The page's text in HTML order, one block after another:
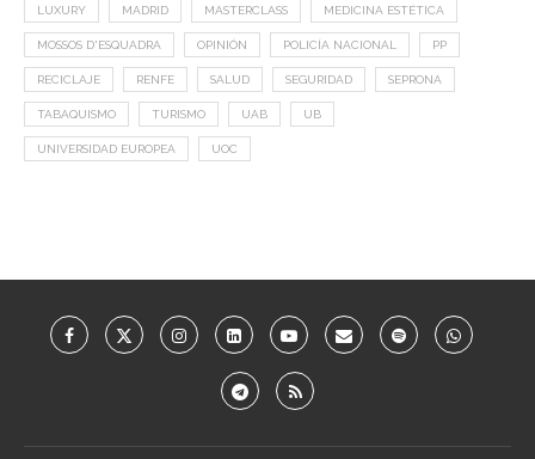
LUXURY MADRID MASTERCLASS MEDICINA ESTÉTICA
MOSSOS D'ESQUADRA OPINIÓN POLICÍA NACIONAL PP
RECICLAJE RENFE SALUD SEGURIDAD SEPRONA
TABAQUISMO TURISMO UAB UB
UNIVERSIDAD EUROPEA UOC